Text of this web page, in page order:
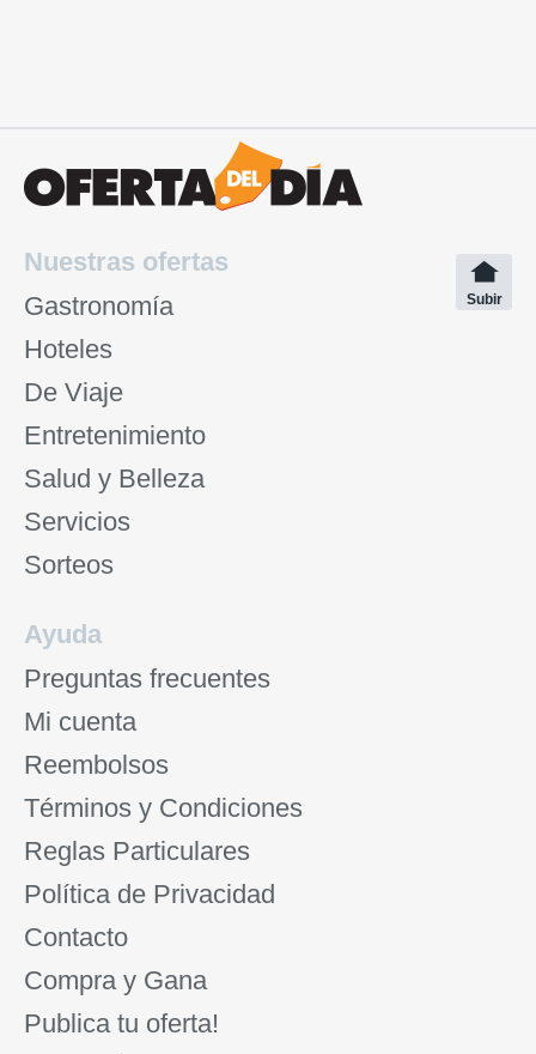
Nuestras ofertas
Gastronomía
Hoteles
De Viaje
Entretenimiento
Salud y Belleza
Servicios
Sorteos
Subir
Ayuda
Preguntas frecuentes
Mi cuenta
Reembolsos
Términos y Condiciones
Reglas Particulares
Política de Privacidad
Contacto
Compra y Gana
Publica tu oferta!